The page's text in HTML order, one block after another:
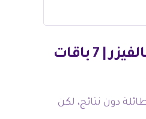
تكلفة نحت الجسم بالفيزر | 7 باقات
دون نتائج، لكن